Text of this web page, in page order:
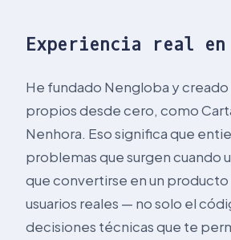
Experiencia real en
He fundado Nengloba y
propios desde cero, como
Nenhora. Eso significa que
problemas que surgen cuando
que convertirse en un producto
usuarios reales — no solo el
decisiones técnicas que te